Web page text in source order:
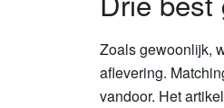
Zoals gewoonlijk,
aflevering.
vandoor. Het